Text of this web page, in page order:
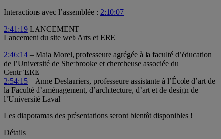
Interactions avec l’assemblée : 2:10:07
2:41:19 LANCEMENT
Lancement du site web Arts et ERE
2:46:14 – Maia Morel, professeure agrégée à la faculté d’éducation
de l’Université de Sherbrooke et chercheuse associée du
Centr’ERE
2:54:15 – Anne Deslauriers, professeure assistante à l’École d’art de
la Faculté d’aménagement, d’architecture, d’art et de design de
l’Université Laval
Les diaporamas des présentations seront bientôt disponibles !
Détails